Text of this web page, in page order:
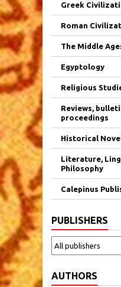
Greek
Roman
The Middle
Egyptology
Religious
Reviews,
proceedings
Historical
Literature,
Philosophy
Calepinus
PUBLISHERS
AUTHORS